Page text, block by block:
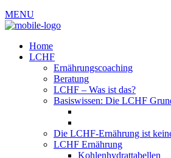
MENU
Home
LCHF
Ernährungscoaching
Beratung
LCHF – Was ist das?
Basiswissen: Die LCHF
Die LCHF-Ernährung ist
LCHF Ernährung
Kohlenhydrattabellen